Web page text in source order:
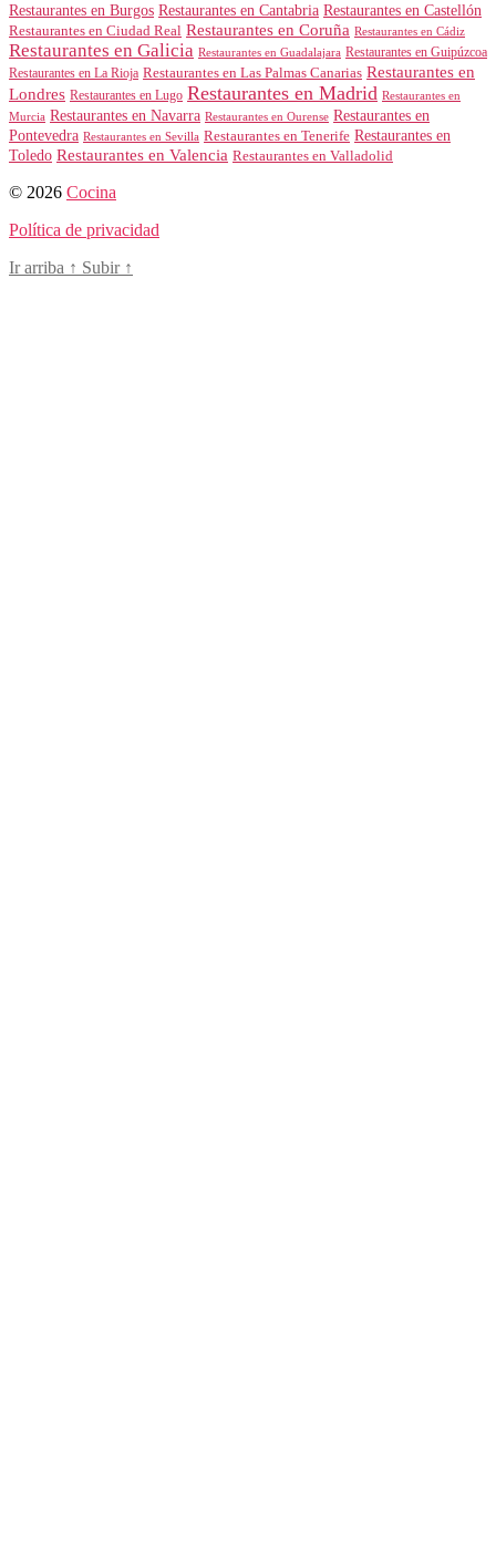
Restaurantes en Burgos Restaurantes en Cantabria Restaurantes en Castellón
Restaurantes en Ciudad Real Restaurantes en Coruña Restaurantes en Cádiz
Restaurantes en Galicia Restaurantes en Guadalajara Restaurantes en Guipúzcoa
Restaurantes en La Rioja Restaurantes en Las Palmas Canarias Restaurantes en
Londres Restaurantes en Lugo Restaurantes en Madrid Restaurantes en
Murcia Restaurantes en Navarra Restaurantes en Ourense Restaurantes en
Pontevedra Restaurantes en Sevilla Restaurantes en Tenerife Restaurantes en
Toledo Restaurantes en Valencia Restaurantes en Valladolid
© 2026 Cocina
Política de privacidad
Ir arriba ↑ Subir ↑